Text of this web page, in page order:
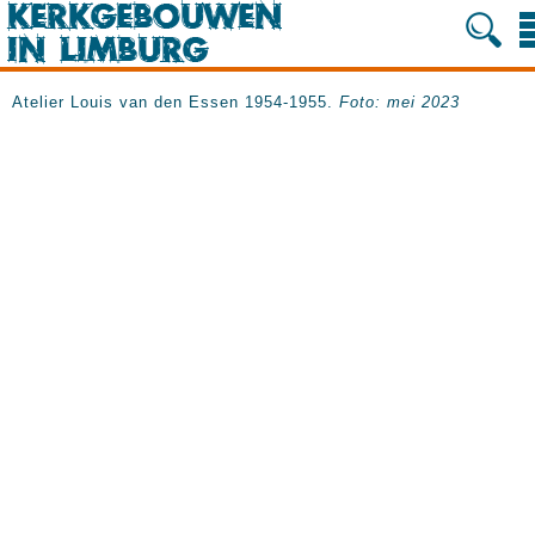
Atelier Louis van den Essen 1954-1955. Foto: mei 2023